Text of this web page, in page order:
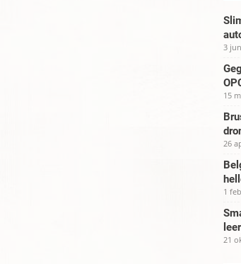
3
15
26
1
21